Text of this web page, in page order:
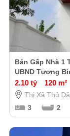
Bán Gấp Nhà 1
UBND Tương
2.10 tỷ 120 m²
Thị Xã Thủ
3
2